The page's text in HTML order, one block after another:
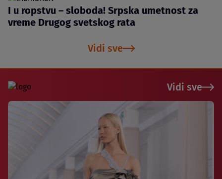
I u ropstvu – sloboda! Srpska umetnost za
vreme Drugog svetskog rata
Vidi sve
Vidi sve